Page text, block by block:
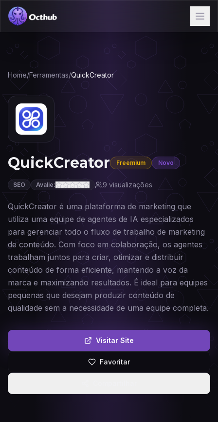
Home/Ferramentas/QuickCreator
QuickCreator Freemium Novo
SEO Avalie: 9 visualizações
QuickCreator é uma plataforma de marketing que
utiliza uma equipe de agentes de IA especializados
para gerenciar todo o fluxo de trabalho de marketing
de conteúdo. Com foco em colaboração, os agentes
trabalham juntos para criar, otimizar e distribuir
conteúdo de forma eficiente, mantendo a voz da
marca e maximizando resultados. É ideal para equipes
pequenas que desejam produzir conteúdo de
qualidade sem a necessidade de uma equipe completa.
Visitar Site
Favoritar